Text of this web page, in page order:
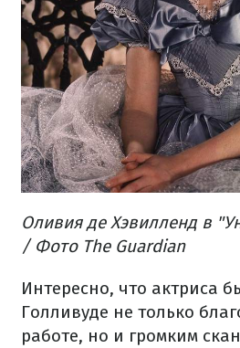
Оливия де Хэвилленд в
/ Фото The Guardian
Интересно, что актриса
Голливуде не только
работе, но и громким